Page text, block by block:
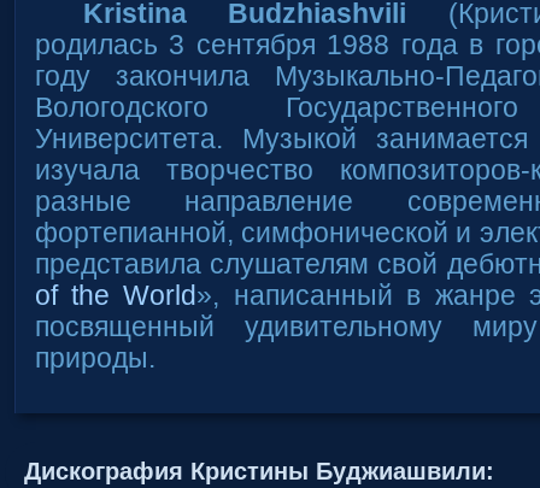
Kristina Budzhiashvili
родилась 3 сентября 1988 года в
году закончила Музыкально-
Вологодского
Университета. Музыкой
изучала творчество
разные направление
фортепианной, симфонической и
представила слушателям свой
of the World», написанный в жанре
посвященный удивительному
природы.
Дискография Кристины Буджиашвили: